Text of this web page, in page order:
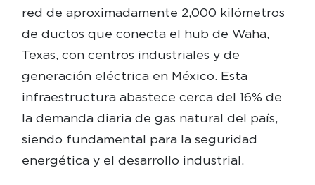
red de aproximadamente 2,000 kilómetros
de ductos que conecta el hub de Waha,
Texas, con centros industriales y de
generación eléctrica en México. Esta
infraestructura abastece cerca del 16% de
la demanda diaria de gas natural del país,
siendo fundamental para la seguridad
energética y el desarrollo industrial.